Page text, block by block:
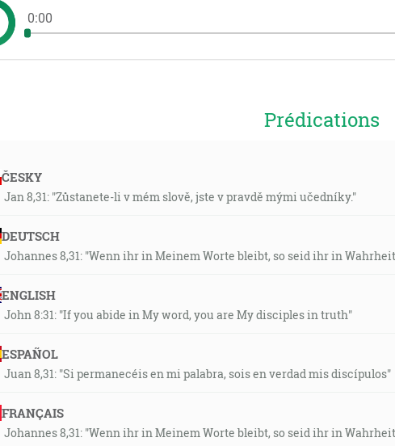
0:00
Prédications
ČESKY
Jan 8,31: "Zůstanete-li v mém slově, jste v pravdě mými učedníky."
DEUTSCH
Johannes 8,31: "Wenn ihr in Meinem Worte bleibt, so seid ihr in
ENGLISH
John 8:31: "If you abide in My word, you are My disciples in truth"
ESPAÑOL
Juan 8,31: "Si permanecéis en mi palabra, sois en verdad mis discípulos"
FRANÇAIS
Johannes 8,31: "Wenn ihr in Meinem Worte bleibt, so seid ihr in